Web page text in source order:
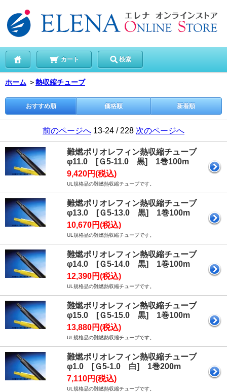
カート 検索
ホーム ＞熱収縮チューブ
おすすめ順 価格順 新着順
前のページへ 13-24 / 228 次のページへ
難燃ポリオレフィン熱収縮チューブ
φ11.0 [Ｇ5-11.0 黒] 1巻100m
9,420円(税込)
UL規格品の難燃熱収縮チューブです。
難燃ポリオレフィン熱収縮チューブ
φ13.0 [Ｇ5-13.0 黒] 1巻100m
10,670円(税込)
UL規格品の難燃熱収縮チューブです。
難燃ポリオレフィン熱収縮チューブ
φ14.0 [Ｇ5-14.0 黒] 1巻100m
12,390円(税込)
UL規格品の難燃熱収縮チューブです。
難燃ポリオレフィン熱収縮チューブ
φ15.0 [Ｇ5-15.0 黒] 1巻100m
13,880円(税込)
UL規格品の難燃熱収縮チューブです。
難燃ポリオレフィン熱収縮チューブ
φ1.0 [Ｇ5-1.0 白] 1巻200m
7,110円(税込)
UL規格品の難燃熱収縮チューブです。